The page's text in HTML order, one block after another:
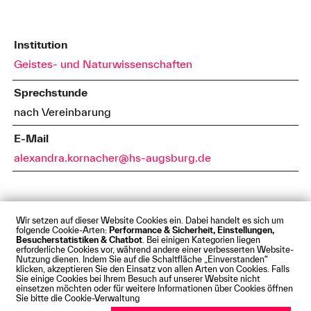
Wir setzen auf dieser Website Cookies ein. Dabei handelt es sich um
folgende Cookie-Arten: Performance & Sicherheit, Einstellungen,
Besucherstatistiken & Chatbot . Bei einigen Kategorien liegen
erforderliche Cookies vor, während andere einer verbesserten Website-
Nutzung dienen. Indem Sie auf die Schaltfläche „Einverstanden“
klicken, akzeptieren Sie den Einsatz von allen Arten von Cookies. Falls
Sie einige Cookies bei Ihrem Besuch auf unserer Website nicht
einsetzen möchten oder für weitere Informationen über Cookies öffnen
Sie bitte die Cookie-Verwaltung
Institution
Geistes- und Naturwissenschaften
Sprechstunde
nach Vereinbarung
E-Mail
alexandra.kornacher@hs-augsburg.de
Impressum Datenschutz Cookies
Barrierefreiheit
Kontakt Presse Anfahrt Intranet Webmail
© Technische Hochschule Augsburg